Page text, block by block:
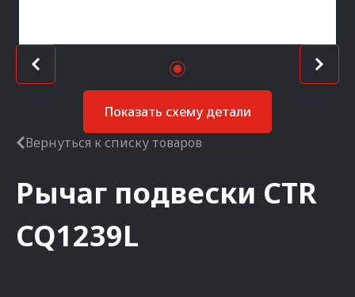
Показать схему детали
Вернуться к списку товаров
Рычаг подвески CTR
CQ1239L